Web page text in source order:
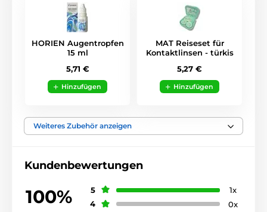
HORIEN Augentropfen
15 ml
5,71 €
Hinzufügen
MAT Reiseset für
Kontaktlinsen - türkis
5,27 €
Hinzufügen
Weiteres Zubehör anzeigen
Kundenbewertungen
100% 5
1x
4
0x